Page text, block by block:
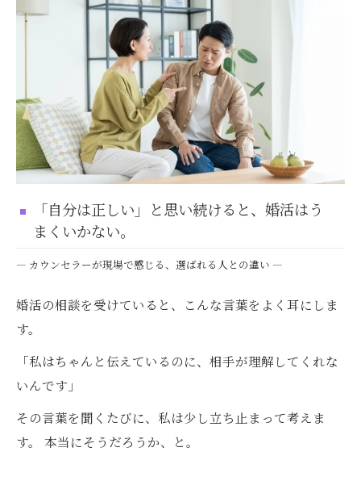
「自分は正しい」と思い続けると、婚活はう
まくいかない。
― カウンセラーが現場で感じる、選ばれる人との違い ―
婚活の相談を受けていると、こんな言葉をよく耳にしま
す。
「私はちゃんと伝えているのに、相手が理解してくれな
いんです」
その言葉を聞くたびに、私は少し立ち止まって考えま
す。 本当にそうだろうか、と。